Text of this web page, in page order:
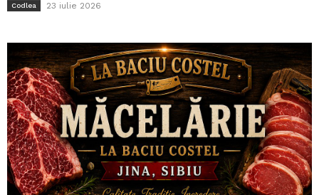
Codlea 23 iulie 2026